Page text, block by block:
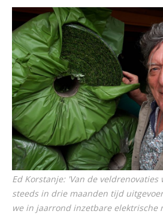
Ed Korstanje: 'Van de
steeds in drie maanden tijd
we in jaarrond inzetbare elektrische